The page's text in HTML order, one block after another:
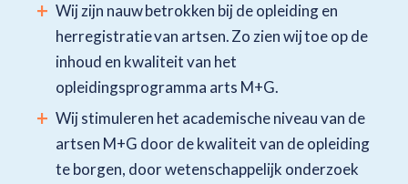
Wij zijn nauw betrokken bij de opleiding en
herregistratie van artsen. Zo zien wij toe op de
inhoud en kwaliteit van het
opleidingsprogramma arts M+G.
Wij stimuleren het academische niveau van de
artsen M+G door de kwaliteit van de opleiding
te borgen, door wetenschappelijk onderzoek